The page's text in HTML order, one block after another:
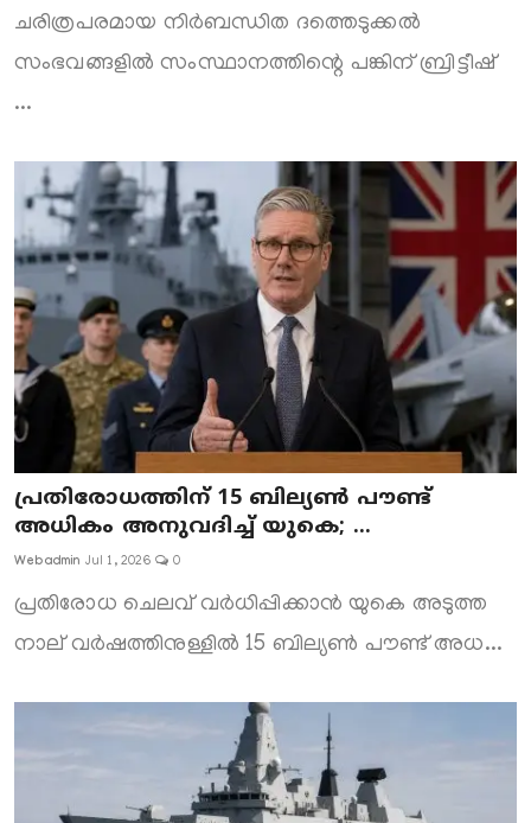
ചരിത്രപരമായ നിർബന്ധിത ദത്തെടുക്കൽ
സംഭവങ്ങളിൽ സംസ്ഥാനത്തിന്റെ പങ്കിന് ബ്രിട്ടീഷ്
...
പ്രതിരോധത്തിന് 15 ബില്യൺ പൗണ്ട്
അധികം അനുവദിച്ച് യുകെ; ...
Webadmin Jul 1, 2026 0
പ്രതിരോധ ചെലവ് വർധിപ്പിക്കാൻ യുകെ അടുത്ത
നാല് വർഷത്തിനുള്ളിൽ 15 ബില്യൺ പൗണ്ട് അധ...